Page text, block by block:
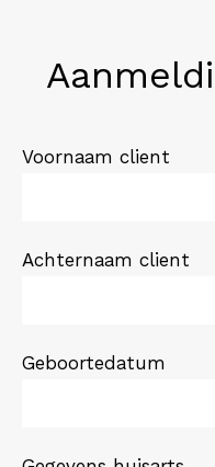
Voornaam client
Achternaam client
Geboortedatum